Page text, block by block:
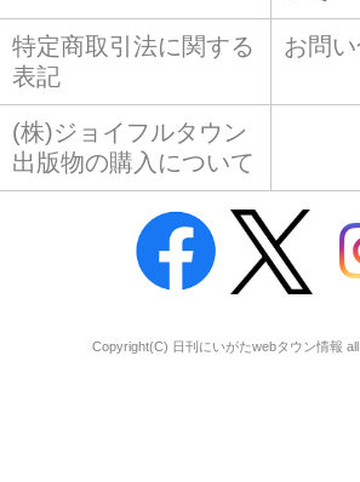
特定商取引法に関する
表記
お問
(株)ジョイフルタウン
出版物の購入について
Copyright(C) 日刊にいがたwebタウン情報